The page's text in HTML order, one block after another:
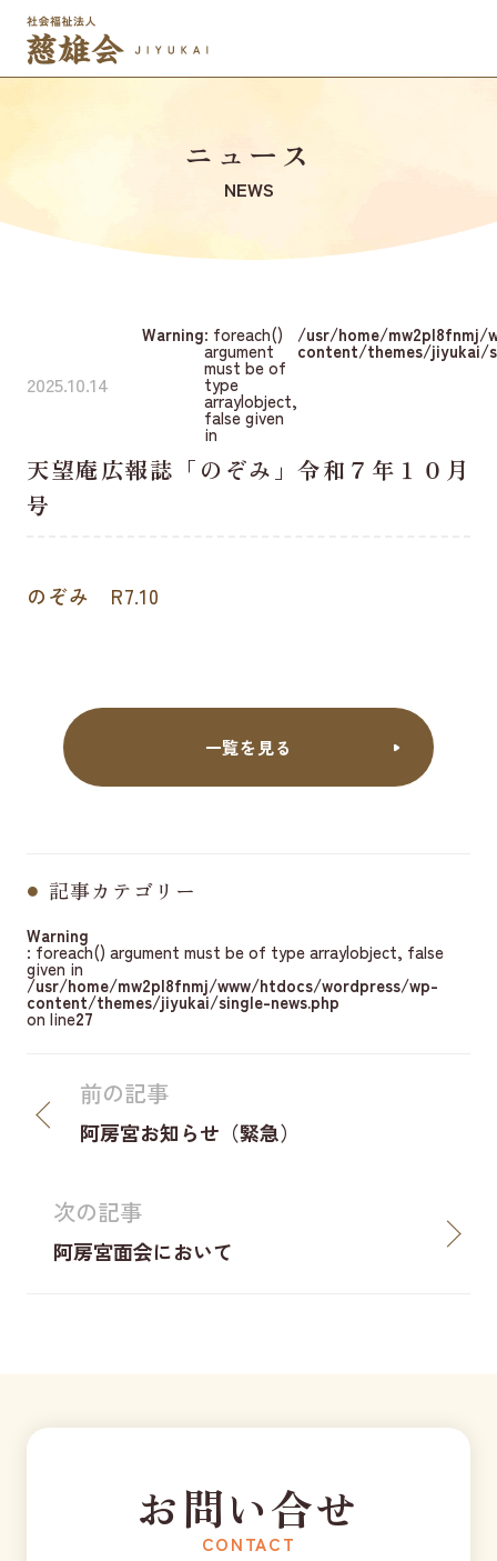
ニュース
NEWS
2025.10.14
Warning: foreach()
argument
must be of
type
array|object,
false given
in
/usr/home/mw2pl8fnmj/
content/themes/jiyukai/
天望庵広報誌「のぞみ」令和７年１０月
号
のぞみ R7.10
一覧を見る
記事カテゴリー
Warning
: foreach() argument must be of type array|object, false
given in
/usr/home/mw2pl8fnmj/www/htdocs/wordpress/wp-
content/themes/jiyukai/single-news.php
on line27
前の記事
阿房宮お知らせ（緊急）
次の記事
阿房宮面会において
お問い合せ
CONTACT